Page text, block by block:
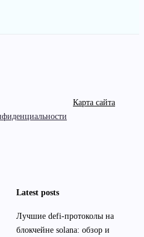
Карта сайта
Latest posts
Лучшие defi-протоколы на
блокчейне solana: обзор и